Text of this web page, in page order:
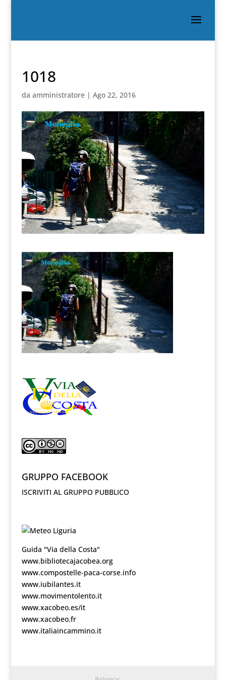
1018
da amministratore| Ago 22, 2016
GRUPPO FACEBOOK
ISCRIVITI AL GRUPPO PUBBLICO
Guida "Via della Costa"
www.bibliotecajacobea.org
www.compostelle-paca-corse.info
www.iubilantes.it
www.movimentolento.it
www.xacobeo.es/it
www.xacobeo.fr
www.italiaincammino.it